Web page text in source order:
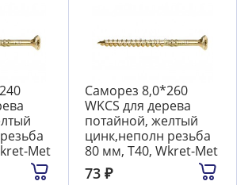
Met
Саморез 8,0*260
WKCS для дерева
потайной, желтый
цинк,неполн резьба
80 мм, T40, Wkret-Met
73₽